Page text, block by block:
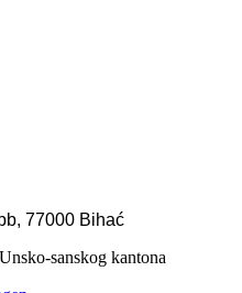
77000 Bihać
sanskog kantona